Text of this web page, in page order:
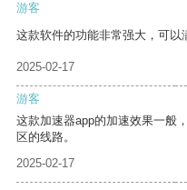
游客
这款软件的功能非常强大，可以
2025-02-17
游客
这款加速器app的加速效果一般
区的线路。
2025-02-17